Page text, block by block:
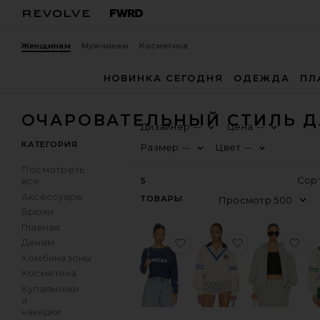
Женщинам Мужчинам Косметика
НОВИНКА СЕГОДНЯ ОДЕЖДА
ОЧАРОВАТЕЛЬНЫЙ СТИЛЬ
КАТЕГОРИЯ
Посмотреть
все
Аксессуары
Брюки
Главная
Деним
Комбинезоны
Косметика
Купальники
и
накидки
Дизайнер—
Цена—
Размер —
Цвет —
5
ТОВАРЫ
избранноеСВИТШОТ